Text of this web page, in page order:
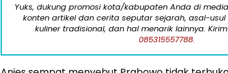
Yuks, dukung promosi kota/kabupaten Anda di
konten artikel dan cerita seputar sejarah, asal-
kuliner tradisional, dan hal menarik lainnya.
085315557788.